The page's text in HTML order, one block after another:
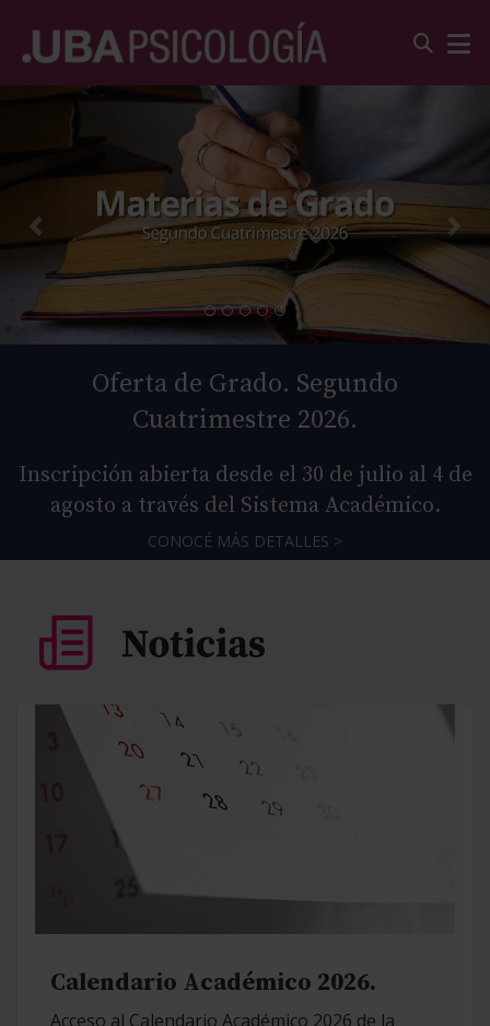
Oferta de Grado. Segundo
Cuatrimestre 2026.
Inscripción abierta desde el 30 de julio al 4 de
agosto a través del Sistema Académico.
CONOCÉ MÁS DETALLES >
Calendario Académico 2026.
Acceso al Calendario Académico 2026 de la